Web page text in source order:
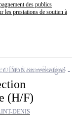
des publics
les prestations de soutien à
(H/F)
DENIS
CDDNon renseigné
offre à ma sélection